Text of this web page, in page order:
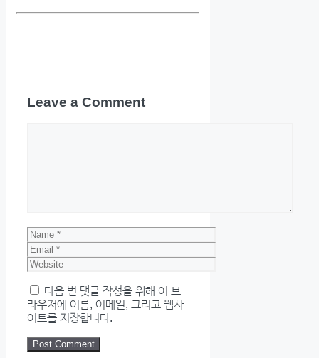
Leave a Comment
Name
Email
Website
다음 번 댓글 작성을 위해 이 브
라우저에 이름, 이메일, 그리고 웹사
이트를 저장합니다.